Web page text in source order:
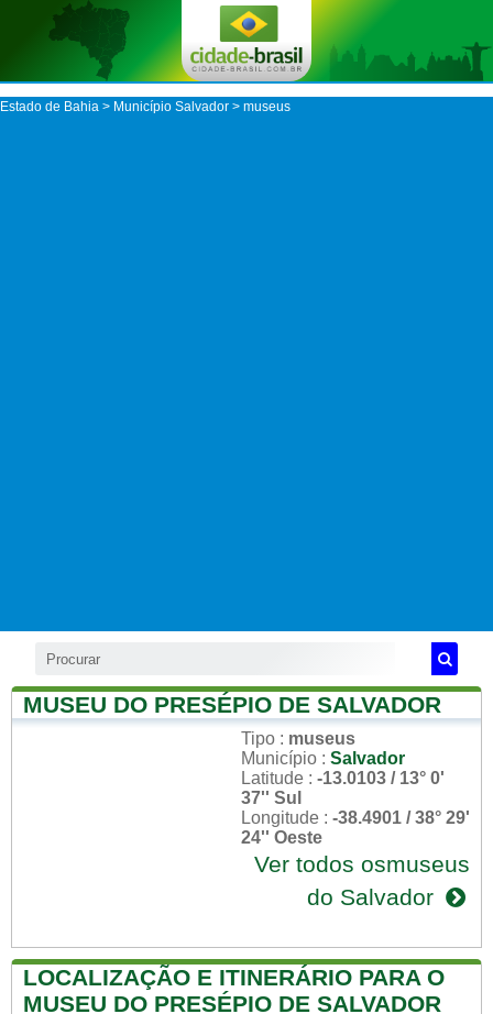
Estado de Bahia > Município Salvador > museus
MUSEU DO PRESÉPIO DE SALVADOR
Tipo : museus
Município : Salvador
Latitude : -13.0103 / 13° 0'
37'' Sul
Longitude : -38.4901 / 38° 29'
24'' Oeste
Ver todos osmuseus
do Salvador
LOCALIZAÇÃO E ITINERÁRIO PARA O
MUSEU DO PRESÉPIO DE SALVADOR